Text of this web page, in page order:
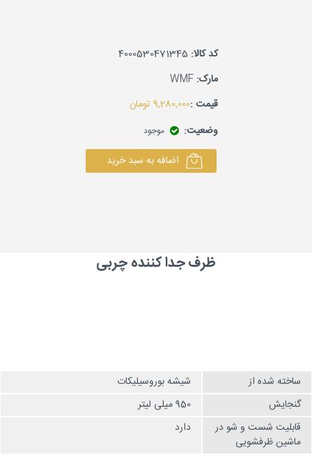
کد کالا:4000530471345
مارک:WMF
قیمت :9,280,000تومان
وضعیت:
موجود
اضافه به سبد خرید
ظرف جدا کننده چربی
ساخته شده از
شیشه بوروسیلیکات
گنجایش
950 میلی لیتر
قابلیت شست و شو در
ماشین ظرفشویی
دارد